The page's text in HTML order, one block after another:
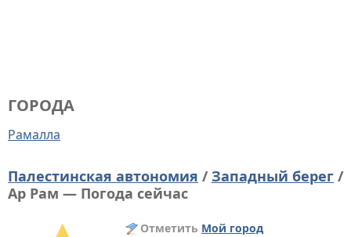
ГОРОДА
Рамалла
Палестинская автономия / Западный берег /
Ар Рам — Погода сейчас
Отметить Мой город